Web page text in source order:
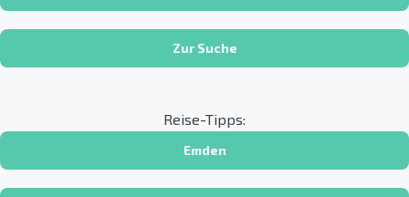
Zur Suche
Reise-Tipps:
Emden